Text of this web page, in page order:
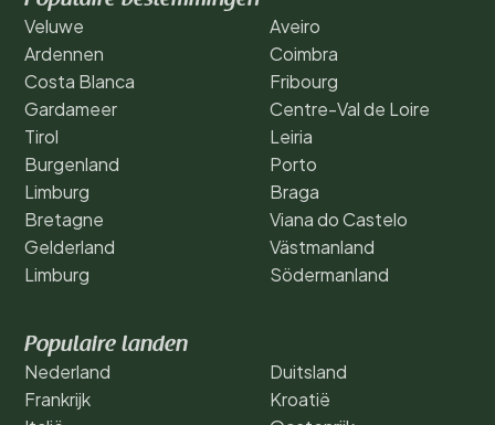
Veluwe
Ardennen
Costa Blanca
Gardameer
Tirol
Burgenland
Limburg
Bretagne
Gelderland
Limburg
Aveiro
Coimbra
Fribourg
Centre-Val de Loire
Leiria
Porto
Braga
Viana do Castelo
Västmanland
Södermanland
Populaire landen
Nederland
Frankrijk
Duitsland
Kroatië